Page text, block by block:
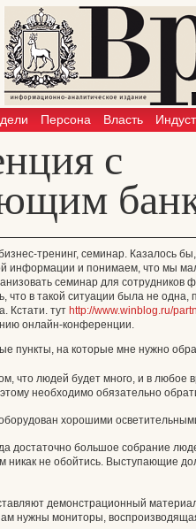
Персона Власть
с
тренинг, семинар. Казалось
информации и понимаем, что мы
семинар для
что в такой ситуации была не одна,
Кстати. тут http://www.winblog.ru/
онлайн-конференции.
пункты, на которые мне нужно
что людей будет много, и в
необходимо обязательно
хорошими
достаточно большое собрание
никак не обойтись. Выступающие
демонстрационный
нужны мониторы,